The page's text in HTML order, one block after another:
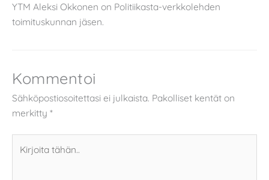
YTM Aleksi Okkonen on Politiikasta-verkkolehden
toimituskunnan jäsen.
Kommentoi
Sähköpostiosoitettasi ei julkaista. Pakolliset kentät on
merkitty *
tähän..